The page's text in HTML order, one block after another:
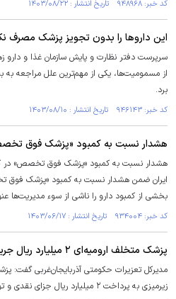
کد خبر: ۹۴۸۹۶۸ تاریخ انتشار : ۱۴۰۳/۰۸/۲۲
این دارو‌ها را بدون تجویز پزشک مصرف
سرپرست دفتر نظارت و پایش سازمان غذا و دارو
از مسمومیت‌ها، یکی از مهم‌ترین علل مراجعه به
برد.
کد خبر: ۹۴۶۱۴۳ تاریخ انتشار : ۱۴۰۳/۰۸/۱۰
هشدار نسبت به کمبود «پزشک فوق
هشدار نسبت به کمبود «پزشک فوق تخصص» در
ایران ضمن هشدار نسبت به کمبود «پزشک فوق
بخشی از کمبود دارو را ناشی از سوء مدیریت‌ها
کد خبر: ۹۳۴۰۰۴ تاریخ انتشار : ۱۴۰۳/۰۶/۱۷
پزشک متخلف ارومیه‌ای ۲ میلیارد ریال جریمه شد
مدیرکل تعزیرات حکومتی آذربایجان‌غربی گفت:
زیرمیزی به پرداخت ۲ میلیارد ریال جزای نقدی و توبیخ کتبی محکوم شد.